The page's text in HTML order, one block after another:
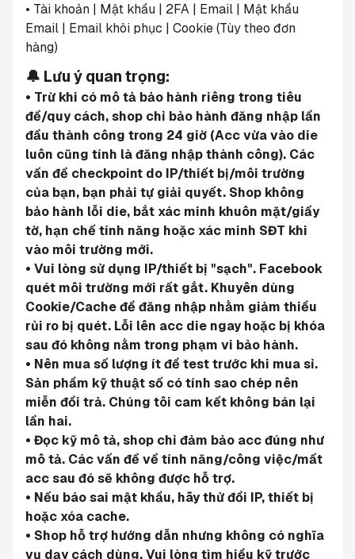
• Tài khoản | Mật khẩu | 2FA | Email | Mật khẩu
Email | Email khôi phục | Cookie (Tùy theo đơn
hàng)
🔔 Lưu ý quan trọng:
• Trừ khi có mô tả bảo hành riêng trong tiêu
đề/quy cách, shop chỉ bảo hành đăng nhập lần
đầu thành công trong 24 giờ (Acc vừa vào die
luôn cũng tính là đăng nhập thành công). Các
vấn đề checkpoint do IP/thiết bị/môi trường
của bạn, bạn phải tự giải quyết. Shop không
bảo hành lỗi die, bắt xác minh khuôn mặt/giấy
tờ, hạn chế tính năng hoặc xác minh SĐT khi
vào môi trường mới.
• Vui lòng sử dụng IP/thiết bị "sạch". Facebook
quét môi trường mới rất gắt. Khuyên dùng
Cookie/Cache để đăng nhập nhằm giảm thiểu
rủi ro bị quét. Lỗi lên acc die ngay hoặc bị khóa
sau đó không nằm trong phạm vi bảo hành.
• Nên mua số lượng ít để test trước khi mua sỉ.
Sản phẩm kỹ thuật số có tính sao chép nên
miễn đổi trả. Chúng tôi cam kết không bán lại
lần hai.
• Đọc kỹ mô tả, shop chỉ đảm bảo acc đúng như
mô tả. Các vấn đề về tính năng/công việc/mất
acc sau đó sẽ không được hỗ trợ.
• Nếu báo sai mật khẩu, hãy thử đổi IP, thiết bị
hoặc xóa cache.
• Shop hỗ trợ hướng dẫn nhưng không có nghĩa
vụ dạy cách dùng. Vui lòng tìm hiểu kỹ trước